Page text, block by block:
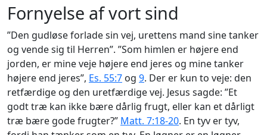
Fornyelse af vort sind
”Den gudløse forlade sin vej, urettens mand sine tanker
og vende sig til Herren”. ”Som himlen er højere end
jorden, er mine veje højere end jeres og mine tanker
højere end jeres”, Es. 55:7 og 9. Der er kun to veje: den
retfærdige og den uretfærdige vej. Jesus sagde: ”Et
godt træ kan ikke bære dårlig frugt, eller kan et dårligt
træ bære gode frugter?” Matt. 7:18-20. En tyv er tyv,